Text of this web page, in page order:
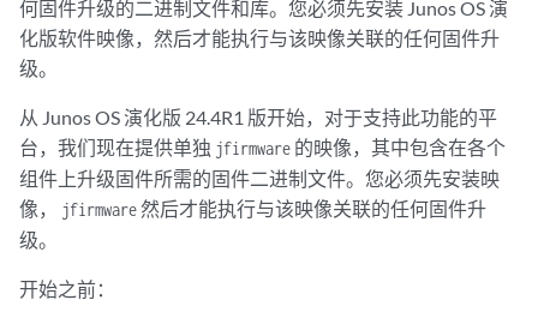
何固件升级的二进制文件和库。您必须先安装 Junos OS 演
化版软件映像，然后才能执行与该映像关联的任何固件升
级。
从 Junos OS 演化版 24.4R1 版开始，对于支持此功能的平
台，我们现在提供单独 jfirmware 的映像，其中包含在各个
组件上升级固件所需的固件二进制文件。您必须先安装映
像，
jfirmware然后才能执行与该映像关联的任何固件升
级。
开始之前：